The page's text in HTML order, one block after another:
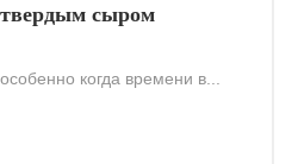
сыром
когда времени в...